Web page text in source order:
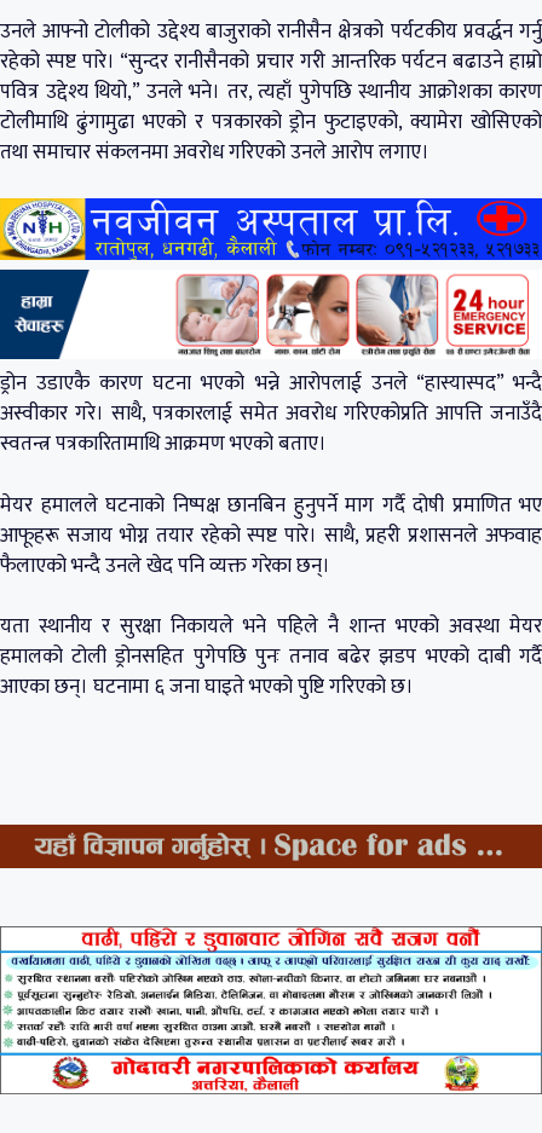
उनले आफ्नो टोलीको उद्देश्य बाजुराको रानीसैन क्षेत्रको पर्यटकीय प्रवर्द्धन गर्नु
रहेको स्पष्ट पारे। “सुन्दर रानीसैनको प्रचार गरी आन्तरिक पर्यटन बढाउने हाम्रो
पवित्र उद्देश्य थियो,” उनले भने। तर, त्यहाँ पुगेपछि स्थानीय आक्रोशका कारण
टोलीमाथि ढुंगामुढा भएको र पत्रकारको ड्रोन फुटाइएको, क्यामेरा खोसिएको
तथा समाचार संकलनमा अवरोध गरिएको उनले आरोप लगाए।
ड्रोन उडाएकै कारण घटना भएको भन्ने आरोपलाई उनले “हास्यास्पद” भन्दै
अस्वीकार गरे। साथै, पत्रकारलाई समेत अवरोध गरिएकोप्रति आपत्ति जनाउँदै
स्वतन्त्र पत्रकारितामाथि आक्रमण भएको बताए।
मेयर हमालले घटनाको निष्पक्ष छानबिन हुनुपर्ने माग गर्दै दोषी प्रमाणित भए
आफूहरू सजाय भोग्न तयार रहेको स्पष्ट पारे। साथै, प्रहरी प्रशासनले अफवाह
फैलाएको भन्दै उनले खेद पनि व्यक्त गरेका छन्।
यता स्थानीय र सुरक्षा निकायले भने पहिले नै शान्त भएको अवस्था मेयर
हमालको टोली ड्रोनसहित पुगेपछि पुनः तनाव बढेर झडप भएको दाबी गर्दै
आएका छन्। घटनामा ६ जना घाइते भएको पुष्टि गरिएको छ।